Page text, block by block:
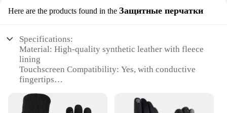
Here are the products found in the Защитные перчатки
Specifications:
Material: High-quality synthetic leather with fleece
lining
Touchscreen Compatibility: Yes, with conductive
fingertips
for winter cycling
Usage and Purpose: Ideal for cold weather cycling,